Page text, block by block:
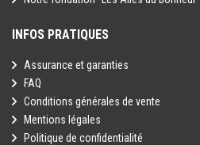
INFOS PRATIQUES
Assurance et garanties
FAQ
Conditions générales de vente
Mentions légales
Politique de confidentialité